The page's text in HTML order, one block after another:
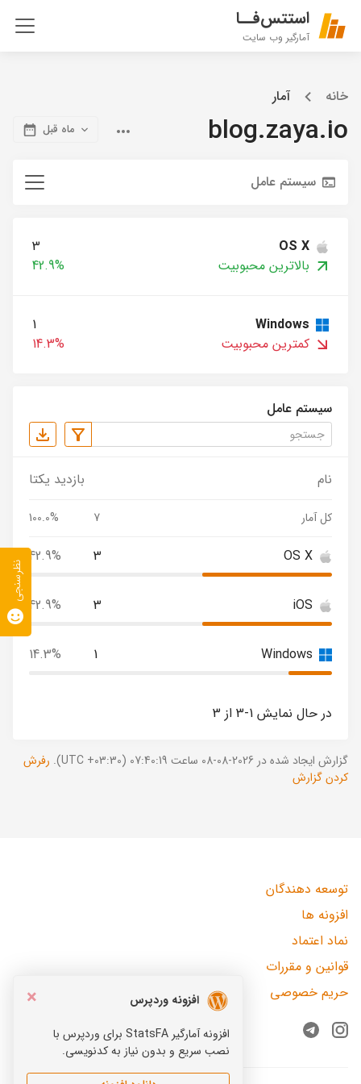
استتس‌فــا
آمارگیر وب سایت
خانه آمار
blog.zaya.io ماه قبل
سیستم عامل
OS X
3
بالاترین محبوبیت
42.9%
Windows
1
کمترین محبوبیت
14.3%
سیستم عامل
نام بازدید یکتا
کل آمار 7
100.0%
OS X
3
42.9%
iOS
3
42.9%
Windows
1
14.3%
در حال نمایش 1-3 از 3
گزارش ایجاد شده در 2026-08-08 ساعت 07:40:19 (UTC +03:30).
رفرش
کردن گزارش
×
افزونه وردپرس
افزونه آمارگیر StatsFA برای وردپرس با
نصب سریع و بدون نیاز به کدنویسی.
توسعه دهندگان
افزونه ها
نماد اعتماد
قوانین و مقررات
حریم خصوصی
Instagram
Telegram
نظرسنجی